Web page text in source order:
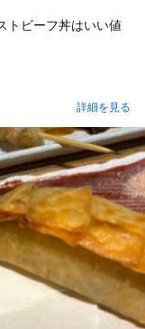
トビーフ丼はいい値
詳細を見る